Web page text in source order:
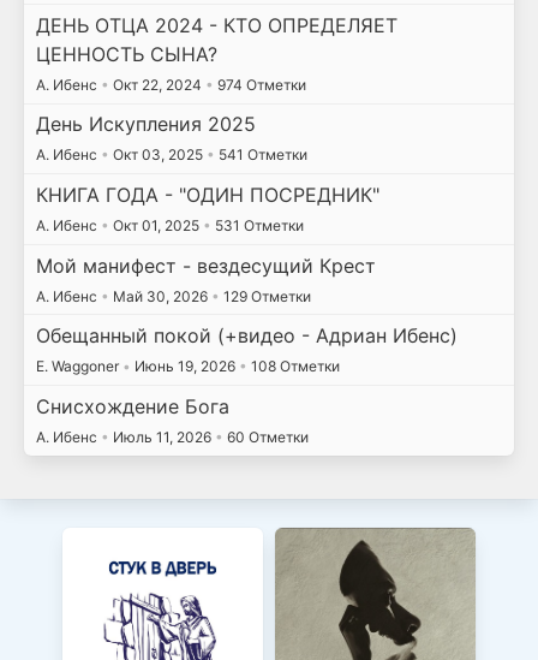
ДЕНЬ ОТЦА 2024 - КТО ОПРЕДЕЛЯЕТ
ЦЕННОСТЬ СЫНА?
А. Ибенс • Окт 22, 2024 • 974 Отметки
День Искупления 2025
А. Ибенс • Окт 03, 2025 • 541 Отметки
КНИГА ГОДА - "ОДИН ПОСРЕДНИК"
А. Ибенс • Окт 01, 2025 • 531 Отметки
Мой манифест - вездесущий Крест
А. Ибенс • Май 30, 2026 • 129 Отметки
Обещанный покой (+видео - Адриан Ибенс)
E. Waggoner • Июнь 19, 2026 • 108 Отметки
Снисхождение Бога
А. Ибенс • Июль 11, 2026 • 60 Отметки